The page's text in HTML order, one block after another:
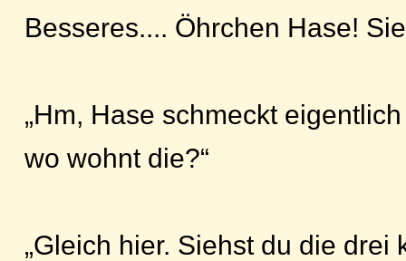
Besseres.... Öhrchen Hase!
„Hm, Hase schmeckt
wo wohnt die?“
„Gleich hier. Siehst du die drei